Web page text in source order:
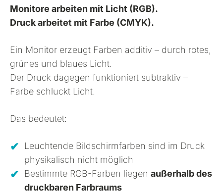
Monitore arbeiten mit Licht (RGB).
Druck arbeitet mit Farbe (CMYK).
Ein Monitor erzeugt Farben additiv – durch rotes,
grünes und blaues Licht.
Der Druck dagegen funktioniert subtraktiv –
Farbe schluckt Licht.
Das bedeutet:
Leuchtende Bildschirmfarben sind im Druck
physikalisch nicht möglich
Bestimmte RGB-Farben liegen außerhalb des
druckbaren Farbraums